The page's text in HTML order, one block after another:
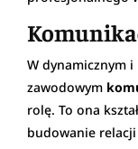
W dynamicznym i
zawodowym
rolę. To ona
budowanie